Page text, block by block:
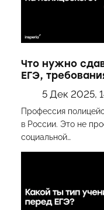
Что нужно
ЕГЭ,
5 Дек 2025,
Профессия
в России. Это не
социальной…